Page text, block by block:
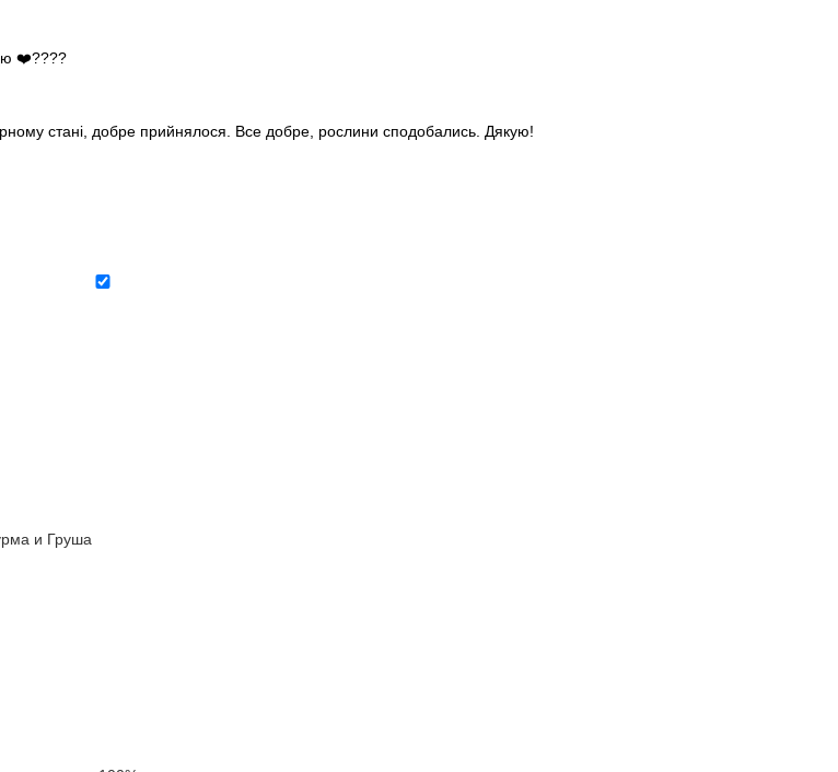
❤️????
стані, добре прийнялося. Все добре, рослини сподобались. Дякую!
и Груша